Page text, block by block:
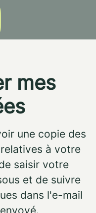
mes
une copie des
à votre
saisir votre
et de suivre
dans l'e-mail